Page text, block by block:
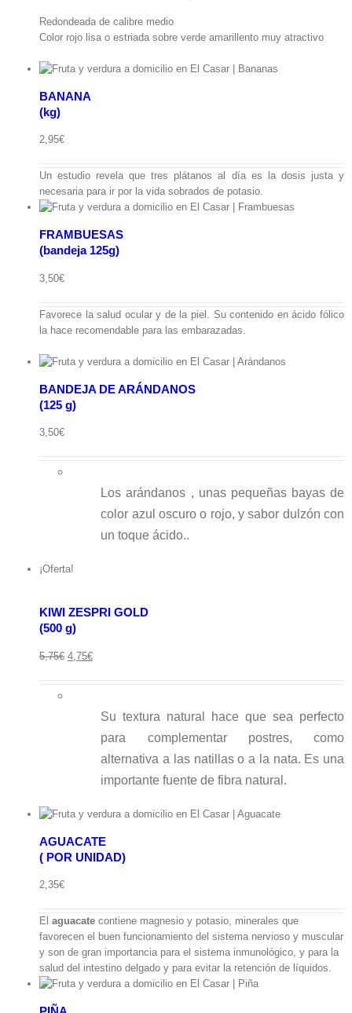
Redondeada de calibre medio
Color rojo lisa o estriada sobre verde amarillento muy atractivo
BANANA
(kg)
2,95€
Un estudio revela que tres plátanos al día es la dosis justa y
necesaria para ir por la vida sobrados de potasio.
FRAMBUESAS
(bandeja 125g)
3,50€
Favorece la salud ocular y de la piel. Su contenido en ácido fólico
la hace recomendable para las embarazadas.
BANDEJA DE ARÁNDANOS
(125 g)
3,50€
Los arándanos , unas pequeñas bayas de
color azul oscuro o rojo, y sabor dulzón con
un toque ácido..
¡Oferta!
GOLD(500
g)
al
Detalles
rápida
KIWI ZESPRI GOLD
(500 g)
5,75€ El
4,75€El
4,75€.
Su textura natural hace que sea perfecto
para complementar postres, como
alternativa a las natillas o a la nata. Es una
importante fuente de fibra natural.
AGUACATE
( POR UNIDAD)
2,35€
El aguacate contiene magnesio y potasio, minerales que
favorecen el buen funcionamiento del sistema nervioso y muscular
y son de gran importancia para el sistema inmunológico, y para la
salud del intestino delgado y para evitar la retención de líquidos.